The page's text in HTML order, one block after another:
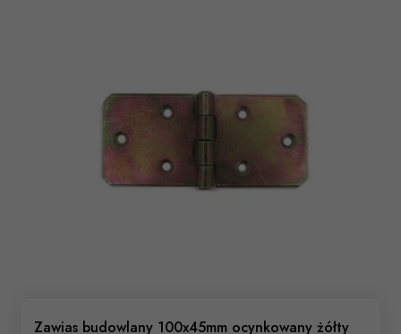
Zawias budowlany 100x45mm ocynkowany żółty